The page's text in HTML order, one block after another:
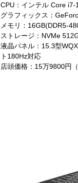
CPU：インテル Core
グラフィックス：
メモリ：16GB(DDR5-
ストレージ：NVMe
液晶パネル：15.3型
ト180Hz対応
店頭価格：15万9800円（